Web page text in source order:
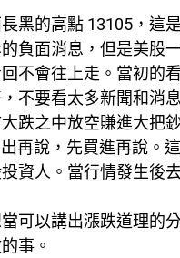
黑的高點 13105，這
負面消息，但是美股
不會往上走。當初的
不要看太多新聞和消
跌之中放空賺進大把
再說，先買進再說。
資人。當行情發生後
可以講出漲跌道理的
事。